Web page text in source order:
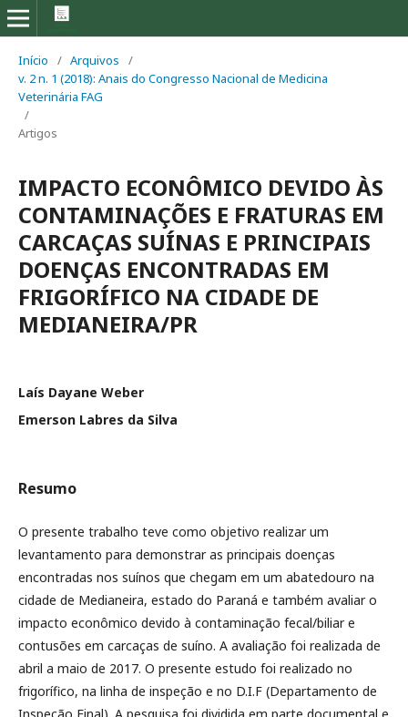
Início / Arquivos
/
v. 2 n. 1 (2018): Anais do Congresso Nacional de Medicina
Veterinária FAG
/
Artigos
IMPACTO ECONÔMICO DEVIDO ÀS
CONTAMINAÇÕES E FRATURAS EM
CARCAÇAS SUÍNAS E PRINCIPAIS
DOENÇAS ENCONTRADAS EM
FRIGORÍFICO NA CIDADE DE
MEDIANEIRA/PR
Laís Dayane Weber
Emerson Labres da Silva
Resumo
O presente trabalho teve como objetivo realizar um
levantamento para demonstrar as principais doenças
encontradas nos suínos que chegam em um abatedouro na
cidade de Medianeira, estado do Paraná e também avaliar o
impacto econômico devido à contaminação fecal/biliar e
contusões em carcaças de suíno. A avaliação foi realizada de
abril a maio de 2017. O presente estudo foi realizado no
frigorífico, na linha de inspeção e no D.I.F (Departamento de